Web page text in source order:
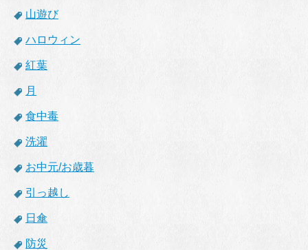
山遊び
ハロウィン
紅葉
月
食中毒
洗濯
お中元/お歳暮
引っ越し
日傘
防災